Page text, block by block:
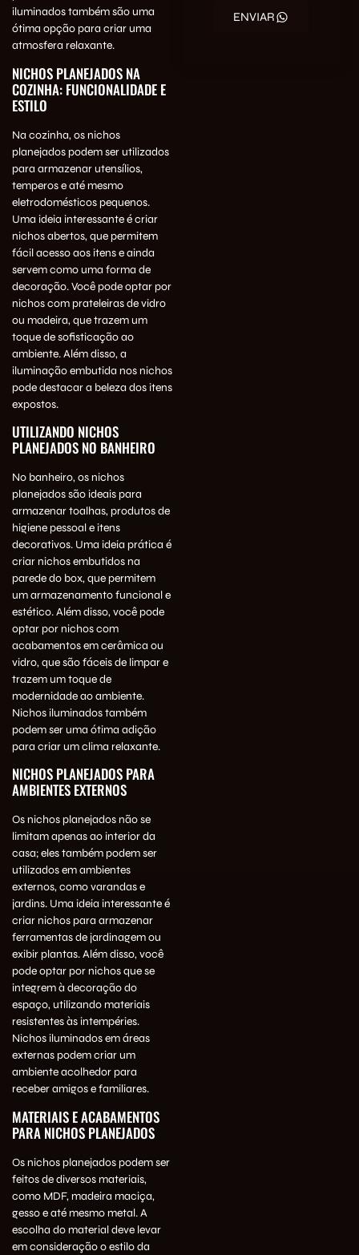
iluminados também são uma
ótima opção para criar uma
atmosfera relaxante.
NICHOS PLANEJADOS NA
COZINHA: FUNCIONALIDADE E
ESTILO
Na cozinha, os nichos
planejados podem ser utilizados
para armazenar utensílios,
temperos e até mesmo
eletrodomésticos pequenos.
Uma ideia interessante é criar
nichos abertos, que permitem
fácil acesso aos itens e ainda
servem como uma forma de
decoração. Você pode optar por
nichos com prateleiras de vidro
ou madeira, que trazem um
toque de sofisticação ao
ambiente. Além disso, a
iluminação embutida nos nichos
pode destacar a beleza dos itens
expostos.
UTILIZANDO NICHOS
PLANEJADOS NO BANHEIRO
No banheiro, os nichos
planejados são ideais para
armazenar toalhas, produtos de
higiene pessoal e itens
decorativos. Uma ideia prática é
criar nichos embutidos na
parede do box, que permitem
um armazenamento funcional e
estético. Além disso, você pode
optar por nichos com
acabamentos em cerâmica ou
vidro, que são fáceis de limpar e
trazem um toque de
modernidade ao ambiente.
Nichos iluminados também
podem ser uma ótima adição
para criar um clima relaxante.
NICHOS PLANEJADOS PARA
AMBIENTES EXTERNOS
Os nichos planejados não se
limitam apenas ao interior da
casa; eles também podem ser
utilizados em ambientes
externos, como varandas e
jardins. Uma ideia interessante é
criar nichos para armazenar
ferramentas de jardinagem ou
exibir plantas. Além disso, você
pode optar por nichos que se
integrem à decoração do
espaço, utilizando materiais
resistentes às intempéries.
Nichos iluminados em áreas
externas podem criar um
ambiente acolhedor para
receber amigos e familiares.
MATERIAIS E ACABAMENTOS
PARA NICHOS PLANEJADOS
Os nichos planejados podem ser
feitos de diversos materiais,
como MDF, madeira maciça,
gesso e até mesmo metal. A
escolha do material deve levar
em consideração o estilo da
ENVIAR